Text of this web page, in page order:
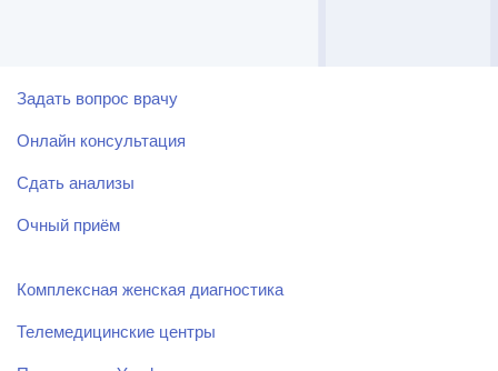
Задать вопрос врачу
Онлайн консультация
Сдать анализы
Очный приём
Комплексная женская диагностика
Телемедицинские центры